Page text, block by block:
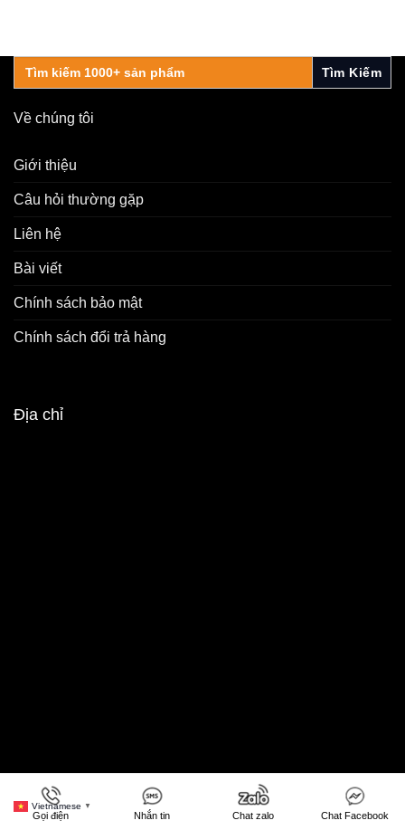
Search
for:
Về chúng tôi
Giới thiệu
Câu hỏi thường gặp
Liên hệ
Bài viết
Chính sách bảo mật
Chính sách đổi trả hàng
Địa chỉ
Vietnamese ▼
Gọi điện Nhắn tin Chat zalo Chat Facebook